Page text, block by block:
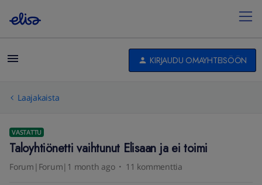
KIRJAUDU OMAYHTEISÖÖN
Laajakaista
VASTATTU
Taloyhtiönetti vaihtunut Elisaan ja ei toimi
Forum|Forum|1 month ago 11 kommenttia